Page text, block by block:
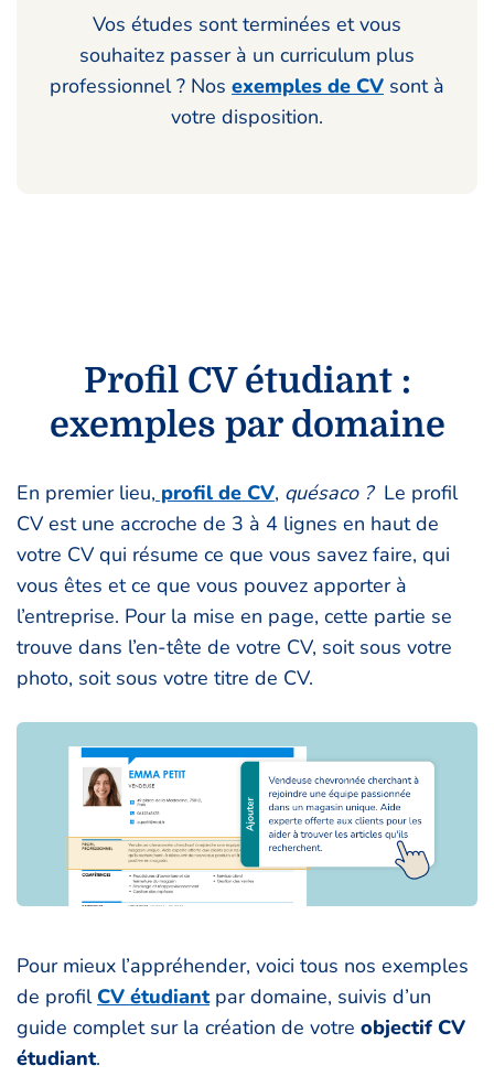
Vos études sont terminées et vous
souhaitez passer à un curriculum plus
professionnel ? Nos exemples de CV sont à
votre disposition.
Profil CV étudiant :
exemples par domaine
En premier lieu, profil de CV, quésaco ? Le profil
CV est une accroche de 3 à 4 lignes en haut de
votre CV qui résume ce que vous savez faire, qui
vous êtes et ce que vous pouvez apporter à
l’entreprise. Pour la mise en page, cette partie se
trouve dans l’en-tête de votre CV, soit sous votre
photo, soit sous votre titre de CV.
Pour mieux l’appréhender, voici tous nos exemples
de profil CV étudiantpar domaine, suivis d’un
guide complet sur la création de votre objectif CV
étudiant.